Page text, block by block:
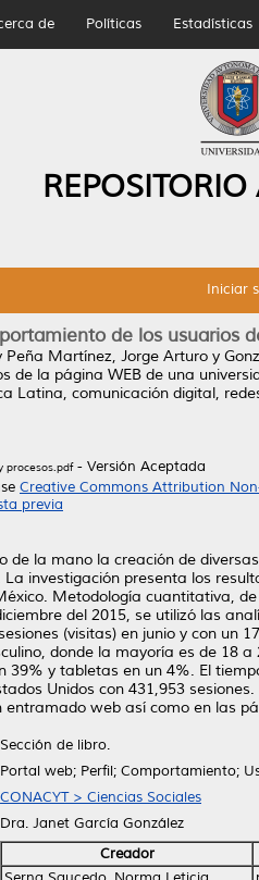
de Políticas Estadísticas
Iniciar
de los usuarios
Peña Martínez, Jorge Arturo y
de la página WEB de una
Latina, comunicación digital,
procesos.pdf- Versión Aceptada
Creative Commons Attribution
previa
de la mano la creación de
investigación presenta los
Metodología cuantitativa,
del 2015, se utilizó las
(visitas) en junio y con un
donde la mayoría es de 18
y tabletas en un 4%. El
Unidos con 431,953
entramado web así como en las
Sección de libro.
Portal web; Perfil; Comportamiento;
CONACYT > Ciencias Sociales
Dra. Janet García González
Creador